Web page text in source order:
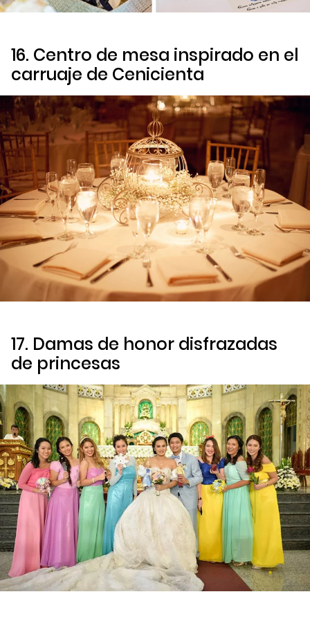
16. Centro de mesa inspirado en el
carruaje de Cenicienta
17. Damas de honor disfrazadas
de princesas